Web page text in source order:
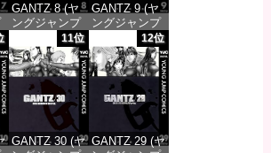
GANTZ 8 (ヤ
ングジャンプ
コミックス
DIGITAL)
価格：¥100
GANTZ 9 (ヤ
ングジャンプ
コミックス
DIGITAL)
価格：¥100
11位
GANTZ 30 (ヤ
12位
GANTZ 29 (ヤ